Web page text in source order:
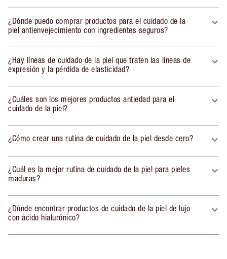
¿Dónde puedo comprar productos para el cuidado de la
piel antienvejecimiento con ingredientes seguros?
¿Hay líneas de cuidado de la piel que traten las líneas de
expresión y la pérdida de elasticidad?
¿Cuáles son los mejores productos antiedad para el
cuidado de la piel?
¿Cómo crear una rutina de cuidado de la piel desde cero?
¿Cuál es la mejor rutina de cuidado de la piel para pieles
maduras?
¿Dónde encontrar productos de cuidado de la piel de lujo
con ácido hialurónico?